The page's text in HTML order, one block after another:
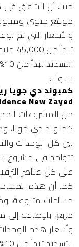
والأسعار التي تم
سنوات.
New Zayed
من المشروعات
كمبوند دي جويا،
بين كل الوحدات
تتواجد في مشروع
على كل عناصر
كما أن هذه